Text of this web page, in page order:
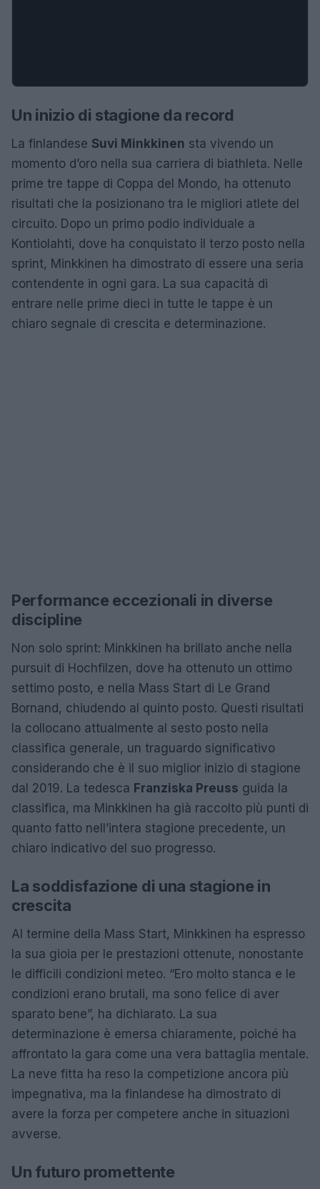
Un inizio di stagione da record
La finlandese Suvi Minkkinen sta vivendo un
momento d’oro nella sua carriera di biathleta. Nelle
prime tre tappe di Coppa del Mondo, ha ottenuto
risultati che la posizionano tra le migliori atlete del
circuito. Dopo un primo podio individuale a
Kontiolahti, dove ha conquistato il terzo posto nella
sprint, Minkkinen ha dimostrato di essere una seria
contendente in ogni gara. La sua capacità di
entrare nelle prime dieci in tutte le tappe è un
chiaro segnale di crescita e determinazione.
Performance eccezionali in diverse
discipline
Non solo sprint: Minkkinen ha brillato anche nella
pursuit di Hochfilzen, dove ha ottenuto un ottimo
settimo posto, e nella Mass Start di Le Grand
Bornand, chiudendo al quinto posto. Questi risultati
la collocano attualmente al sesto posto nella
classifica generale, un traguardo significativo
considerando che è il suo miglior inizio di stagione
dal 2019. La tedesca Franziska Preuss guida la
classifica, ma Minkkinen ha già raccolto più punti di
quanto fatto nell’intera stagione precedente, un
chiaro indicativo del suo progresso.
La soddisfazione di una stagione in
crescita
Al termine della Mass Start, Minkkinen ha espresso
la sua gioia per le prestazioni ottenute, nonostante
le difficili condizioni meteo. “Ero molto stanca e le
condizioni erano brutali, ma sono felice di aver
sparato bene”, ha dichiarato. La sua
determinazione è emersa chiaramente, poiché ha
affrontato la gara come una vera battaglia mentale.
La neve fitta ha reso la competizione ancora più
impegnativa, ma la finlandese ha dimostrato di
avere la forza per competere anche in situazioni
avverse.
Un futuro promettente